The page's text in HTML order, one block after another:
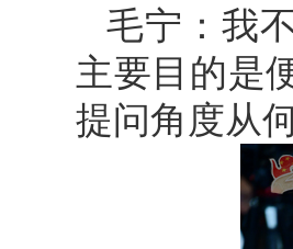
毛宁：我
主要目的是
提问角度从